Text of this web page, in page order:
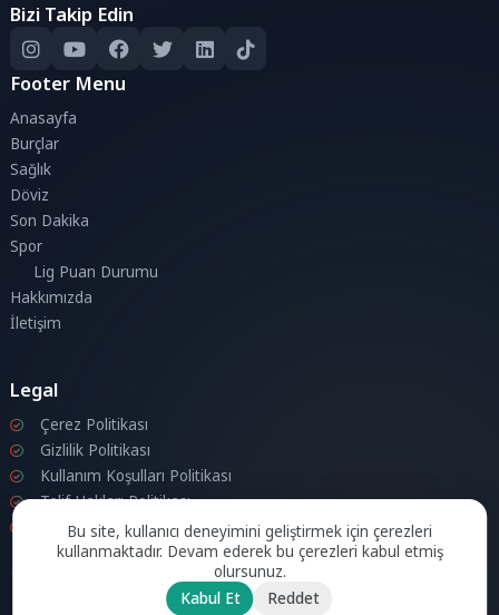
Bizi Takip Edin
Footer Menu
Anasayfa
Burçlar
Sağlık
Döviz
Son Dakika
Spor
Lig Puan Durumu
Hakkımızda
İletişim
Legal
Çerez Politikası
Gizlilik Politikası
Kullanım Koşulları Politikası
Telif Hakları Politikası
İletişim
Bu site, kullanıcı deneyimini geliştirmek için çerezleri
kullanmaktadır. Devam ederek bu çerezleri kabul etmiş
olursunuz.
Kabul Et
Reddet